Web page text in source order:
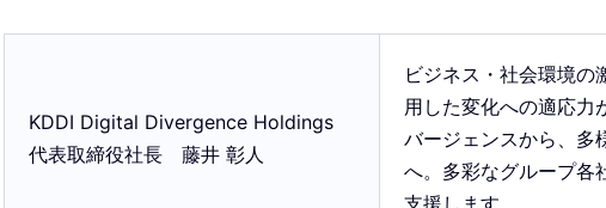
KDDI Digital Divergence Holdings
代表取締役社長
藤井 彰人
ビジネス・社会環境の
用した変化への適応力
バージェンスから、多
へ。多彩なグループ各
支援します。